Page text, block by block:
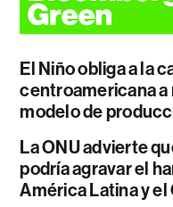
El Niño obliga a la
centroamericana a
modelo de
La ONU advierte
podría agravar el
América Latina y el